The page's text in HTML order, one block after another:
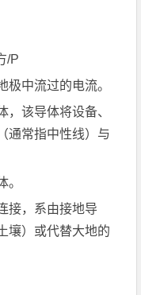
/P
中流过的电流。
该导体将设备、
通常指中性线）与
，系由接地导
壤）或代替大地的